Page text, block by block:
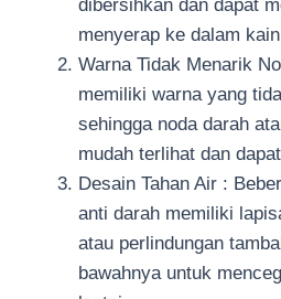
dibersihkan dan dapat
menyerap ke dalam
Warna Tidak Menarik
memiliki warna yang
sehingga noda darah
mudah terlihat dan
Desain Tahan Air :
anti darah memiliki
atau perlindungan
bawahnya untuk